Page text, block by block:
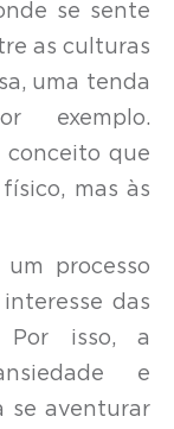
se sente
as culturas
uma tenda
exemplo.
conceito que
mas às
processo
das
Por isso, a
e
se aventurar